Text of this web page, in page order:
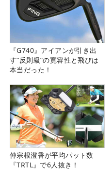
『G740』アイアンが引き出
す“反則級”の寛容性と飛びは
本当だった！
仲宗根澄香が平均パット数
『TRTL』で6人抜き！